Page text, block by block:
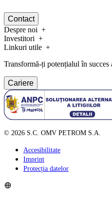
Contact
Despre noi
Investitori
Linkuri utile
Transformă-ți potențialul în succes
Cariere
© 2026 S.C. OMV PETROM S.A.
Accesibilitate
Imprint
Protecția datelor